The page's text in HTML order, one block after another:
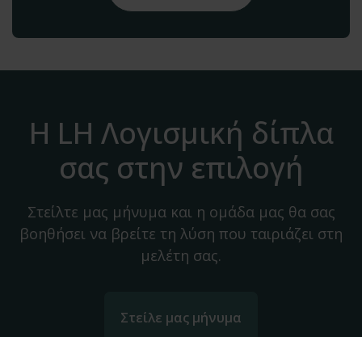
Η LH Λογισμική δίπλα
σας στην επιλογή
Στείλτε μας μήνυμα και η ομάδα μας θα σας
βοηθήσει να βρείτε τη λύση που ταιριάζει στη
μελέτη σας.
Στείλε μας μήνυμα